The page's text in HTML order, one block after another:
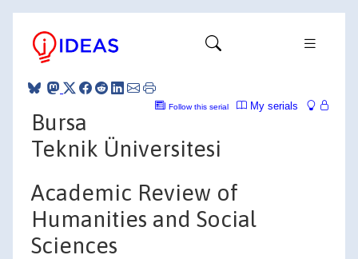
My serials
Follow this serial
Bursa
Teknik Üniversitesi
Academic Review of
Humanities and Social
Sciences